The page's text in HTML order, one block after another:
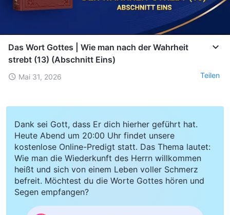
Das Wort Gottes | Wie man nach der Wahrheit
strebt (13) (Abschnitt Eins)
Mai 31, 2026 Teilen
Dank sei Gott, dass Er dich hierher geführt hat.
Heute Abend um 20:00 Uhr findet unsere
kostenlose Online-Predigt statt. Das Thema lautet:
Wie man die Wiederkunft des Herrn willkommen
heißt und sich von einem Leben voller Schmerz
befreit. Möchtest du die Worte Gottes hören und
Segen empfangen?